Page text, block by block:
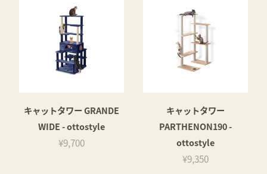
キャットタワー GRANDE
WIDE - ottostyle
¥9,700
キャットタワー
PARTHENON190 -
ottostyle
¥9,350